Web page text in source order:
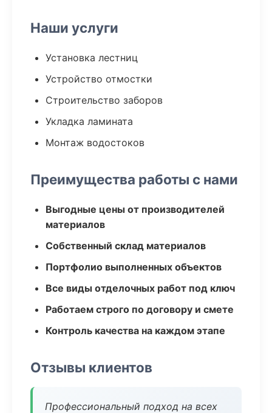
Наши услуги
Установка лестниц
Устройство отмостки
Строительство заборов
Укладка ламината
Монтаж водостоков
Преимущества работы с нами
Выгодные цены от производителей
материалов
Собственный склад материалов
Портфолио выполненных объектов
Все виды отделочных работ под ключ
Работаем строго по договору и смете
Контроль качества на каждом этапе
Отзывы клиентов
Профессиональный подход на всех